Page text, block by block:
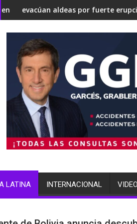
convertirse en una 'Gaza
debate sobre su estrategia nuclear
aldeas por fuerte erupción del volcán
LATINA INTERNACIONAL